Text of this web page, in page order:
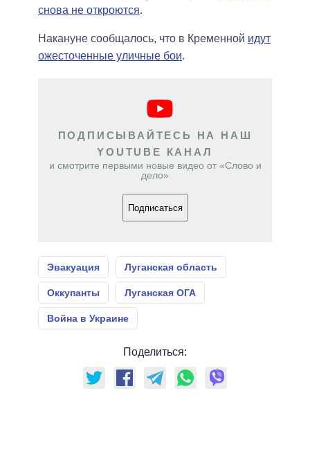
снова не откроются.
Накануне сообщалось, что в Кременной идут
ожесточенные уличные бои.
ПОДПИСЫВАЙТЕСЬ НА НАШ
YOUTUBE КАНАЛ
и смотрите первыми новые видео от «Слово и
дело»
Подписаться
Эвакуация Луганская область
Оккупанты Луганская ОГА
Война в Украине
Поделиться: